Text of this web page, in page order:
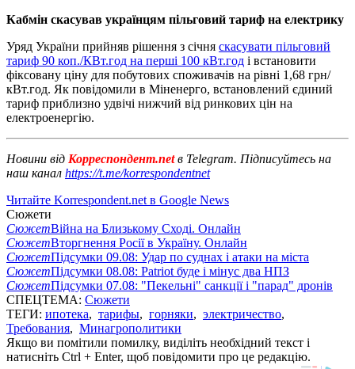
Кабмін скасував українцям пільговий тариф на електрику
Уряд України прийняв рішення з січня скасувати пільговий
тариф 90 коп./КВт.год на перші 100 кВт.год і встановити
фіксовану ціну для побутових споживачів на рівні 1,68 грн/
кВт.год. Як повідомили в Міненерго, встановлений єдиний
тариф приблизно удвічі нижчий від ринкових цін на
електроенергію.
Новини від Корреспондент.netв Telegram. Підписуйтесь на
наш канал https://t.me/korrespondentnet
Читайте Korrespondent.net в Google News
Сюжети
СюжетВійна на Близькому Сході. Онлайн
СюжетВторгнення Росії в Україну. Онлайн
СюжетПідсумки 09.08: Удар по суднах і атаки на міста
СюжетПідсумки 08.08: Patriot буде і мінус два НПЗ
СюжетПідсумки 07.08: "Пекельні" санкції і "парад" дронів
СПЕЦТЕМА: Сюжети
ТЕГИ: ипотека, тарифы, горняки, электричество,
Требования, Минагрополитики
Якщо ви помітили помилку, виділіть необхідний текст і
натисніть Ctrl + Enter, щоб повідомити про це редакцію.